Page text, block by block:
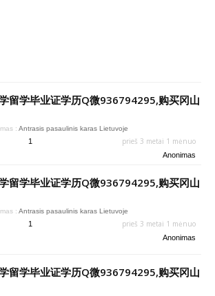
留学毕业证学历Q微936794295,购买冈山
: Antrasis pasaulinis karas Lietuvoje
1 prieš 3 metai 1 mėnuo
Anonimas
留学毕业证学历Q微936794295,购买冈山
: Antrasis pasaulinis karas Lietuvoje
1 prieš 3 metai 1 mėnuo
Anonimas
留学毕业证学历Q微936794295,购买冈山